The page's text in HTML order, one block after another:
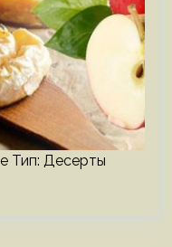
Тип: Десерты